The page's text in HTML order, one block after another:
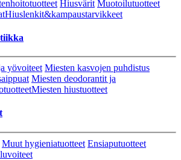
Hiusvärit Muotoilutuotteet
Hiuslenkit&kampaustarvikkeet
yövoiteet Miesten kasvojen puhdistus
Miesten deodorantit ja
Miesten hiustuotteet
Muut hygieniatuotteet Ensiaputuotteet